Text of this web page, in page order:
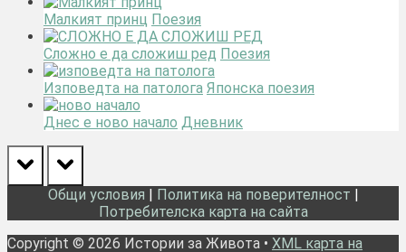
Малкият принц Поезия
Сложно е да сложиш ред Поезия
Изповедта на патолога Японска поезия
Днес е ново начало Дневник
prev next
Общи условия | Политика на поверителност |
Потребителска карта на сайта
Copyright © 2026 Истории за Живота • XML карта на